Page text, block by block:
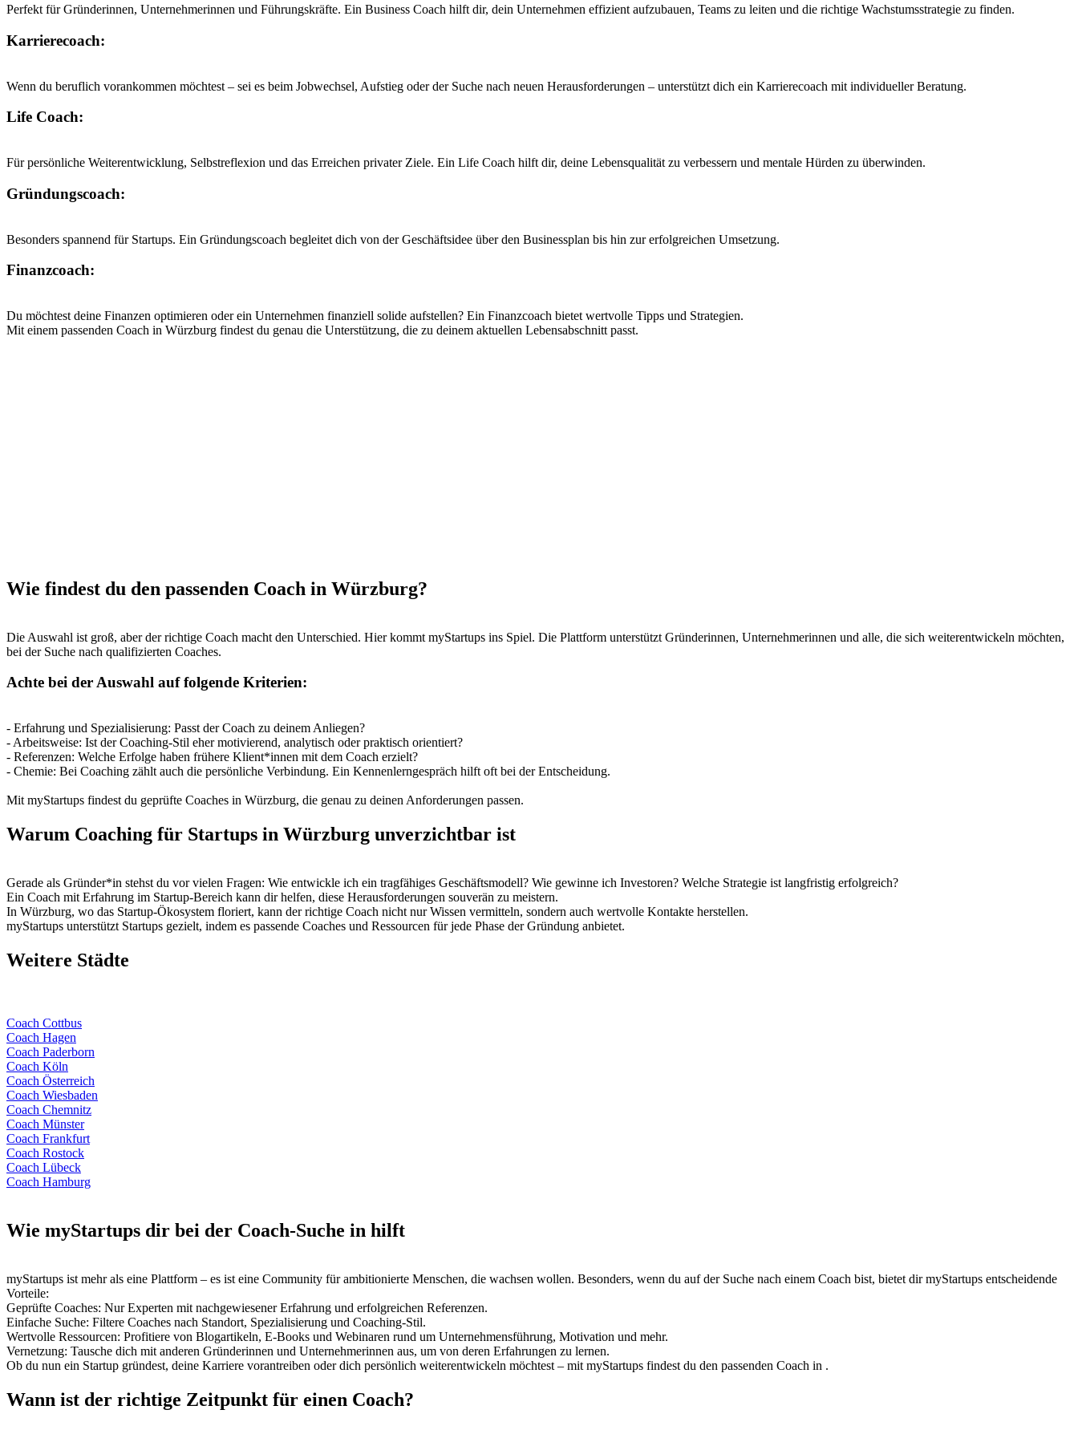
Perfekt für Gründerinnen, Unternehmerinnen und Führungskräfte. Ein Business Coach hilft dir, dein Unternehmen effizient aufzubauen, Teams zu leiten und die richtige Wachstumsstrategie zu finden.
Karrierecoach:
Wenn du beruflich vorankommen möchtest – sei es beim Jobwechsel, Aufstieg oder der Suche nach neuen Herausforderungen – unterstützt dich ein Karrierecoach mit individueller Beratung.
Life Coach:
Für persönliche Weiterentwicklung, Selbstreflexion und das Erreichen privater Ziele. Ein Life Coach hilft dir, deine Lebensqualität zu verbessern und mentale Hürden zu überwinden.
Gründungscoach:
Besonders spannend für Startups. Ein Gründungscoach begleitet dich von der Geschäftsidee über den Businessplan bis hin zur erfolgreichen Umsetzung.
Finanzcoach:
Du möchtest deine Finanzen optimieren oder ein Unternehmen finanziell solide aufstellen? Ein Finanzcoach bietet wertvolle Tipps und Strategien.
Mit einem passenden Coach in Würzburg findest du genau die Unterstützung, die zu deinem aktuellen Lebensabschnitt passt.
Wie findest du den passenden Coach in Würzburg?
Die Auswahl ist groß, aber der richtige Coach macht den Unterschied. Hier kommt myStartups ins Spiel. Die Plattform unterstützt Gründerinnen, Unternehmerinnen und alle, die sich weiterentwickeln möchten,
bei der Suche nach qualifizierten Coaches.
Achte bei der Auswahl auf folgende Kriterien:
- Erfahrung und Spezialisierung: Passt der Coach zu deinem Anliegen?
- Arbeitsweise: Ist der Coaching-Stil eher motivierend, analytisch oder praktisch orientiert?
- Referenzen: Welche Erfolge haben frühere Klient*innen mit dem Coach erzielt?
- Chemie: Bei Coaching zählt auch die persönliche Verbindung. Ein Kennenlerngespräch hilft oft bei der Entscheidung.
Mit myStartups findest du geprüfte Coaches in Würzburg, die genau zu deinen Anforderungen passen.
Warum Coaching für Startups in Würzburg unverzichtbar ist
Gerade als Gründer*in stehst du vor vielen Fragen: Wie entwickle ich ein tragfähiges Geschäftsmodell? Wie gewinne ich Investoren? Welche Strategie ist langfristig erfolgreich?
Ein Coach mit Erfahrung im Startup-Bereich kann dir helfen, diese Herausforderungen souverän zu meistern.
In Würzburg, wo das Startup-Ökosystem floriert, kann der richtige Coach nicht nur Wissen vermitteln, sondern auch wertvolle Kontakte herstellen.
myStartups unterstützt Startups gezielt, indem es passende Coaches und Ressourcen für jede Phase der Gründung anbietet.
Weitere Städte
Coach Cottbus
Coach Hagen
Coach Paderborn
Coach Köln
Coach Österreich
Coach Wiesbaden
Coach Chemnitz
Coach Münster
Coach Frankfurt
Coach Rostock
Coach Lübeck
Coach Hamburg
Wie myStartups dir bei der Coach-Suche in hilft
myStartups ist mehr als eine Plattform – es ist eine Community für ambitionierte Menschen, die wachsen wollen. Besonders, wenn du auf der Suche nach einem Coach bist, bietet dir myStartups entscheidende
Vorteile:
Geprüfte Coaches: Nur Experten mit nachgewiesener Erfahrung und erfolgreichen Referenzen.
Einfache Suche: Filtere Coaches nach Standort, Spezialisierung und Coaching-Stil.
Wertvolle Ressourcen: Profitiere von Blogartikeln, E-Books und Webinaren rund um Unternehmensführung, Motivation und mehr.
Vernetzung: Tausche dich mit anderen Gründerinnen und Unternehmerinnen aus, um von deren Erfahrungen zu lernen.
Ob du nun ein Startup gründest, deine Karriere vorantreiben oder dich persönlich weiterentwickeln möchtest – mit myStartups findest du den passenden Coach in .
Wann ist der richtige Zeitpunkt für einen Coach?